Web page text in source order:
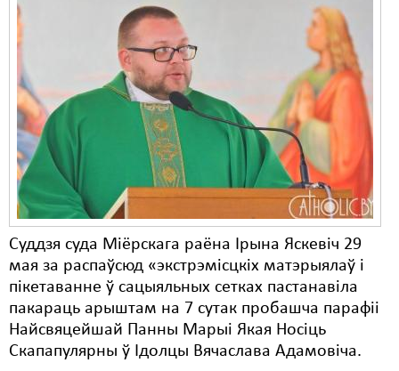
Суддзя суда Міёрскага раёна Ірына Яскевіч 29
мая за распаўсюд «экстрэмісцкіх матэрыялаў і
пікетаванне ў сацыяльных сетках пастанавіла
пакараць арыштам на 7 сутак пробашча парафіі
Найсвяцейшай Панны Марыі Якая Носіць
Скапапулярны ў Ідолцы Вячаслава Адамовіча.
Дзяржава
Дыскрымінацыя
Затрыманьні
Карная псыхіятрыя
КПЧ ААН
Культурныя правы
ЛПП
Мігранты
Мірныя сходы
Палітвязьні
Праваабаронцы